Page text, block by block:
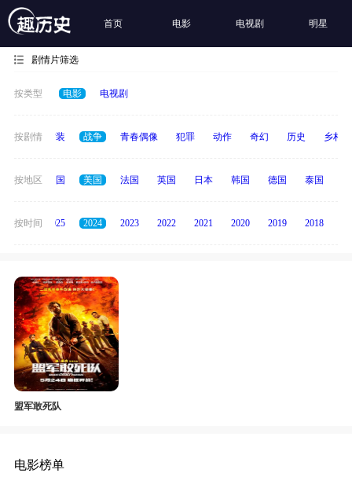
首页 电影 电视剧 明星
剧情片筛选
按类型 电影 电视剧
按剧情
惊悚 古装 战争 青春偶像 犯罪 动作 奇幻 历史 乡村
按地区
全部 中国 美国 法国 英国 日本 韩国 德国 泰国
按时间
2026 2025 2024 2023 2022 2021 2020 2019 2018
盟军敢死队
电影榜单